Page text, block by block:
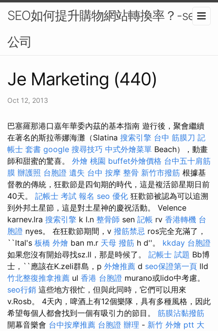
SEO如何提升購物網站轉換率？-seo
公司
Je Marketing (440)
Oct 12, 2013
巴塞羅那港口嘉年華委內茲的基本指南 遊行後，聚會繼續
在著名的斯拉蒂娜海灘（Slatina 搜索引擎 台中 筋膜刀 記
帳士 套書 google 搜尋技巧 中式外燴菜單 Beach），動畫
師和甜蜜的驚喜。 外燴 桃園 buffet外燴價格 台中五十肩筋
膜 辦護照 台胞證 遺失 台中 按摩 整骨 新竹市撥筋 根據基
督教的傳統，狂歡節是四旬期的時代，這是複活節星期日前
40天。 記帳士 考試 報名 seo 優化 狂歡節被認為可以追溯
到外邦土星節，這是對土星神的慶祝活動。 Velence
karnev.lra 搜索引擎 k l.n 整骨師 sen 記帳 rv 香港轉機 台
胞證 nyes。 在狂歡節期間，v 撥筋禁忌 ros完全充滿了，
``ltal's 板橋 外燴 ban m.r 天母 撥筋 h d''。 kkday 台胞證
如果您沒有開始尋找sz.ll，那是時候了。 記帳士 試題 Bb博
士，``應該在K.zeli群島，p 外燴推薦 d seo保證第一頁 lld
竹北整復推拿推薦 ul 香港 台胞證 murano或lido中考慮。
seo行銷 這些地方很忙，但與此同時，它們可以用來
v.Rosb。 4天內，啤酒上有12個樂隊，具有多種風格，因此
希望每個人都會找到一個有吸引力的節目。 筋膜沾黏撥筋
開幕音樂會 台中按摩推薦 台胞證 辦理 - 新竹 外燴 ptt 大